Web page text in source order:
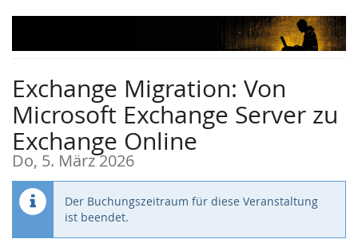
Zum
Exchange Migration: Von
Microsoft Exchange Server zu
Exchange Online
Do, 5. März 2026
Der Buchungszeitraum für diese Veranstaltung
ist beendet.